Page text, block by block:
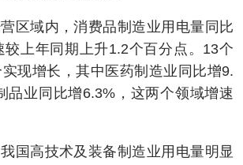
域内，消费品制造业用电量同比
较上年同期上升1.2个百分点。13个
现增长，其中医药制造业同比增9.
品业同比增6.3%，这两个领域增速
高技术及装备制造业用电量明显